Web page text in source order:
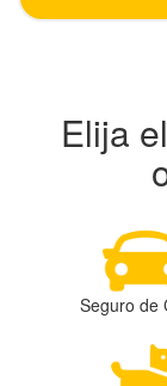
Elija
Seguro de